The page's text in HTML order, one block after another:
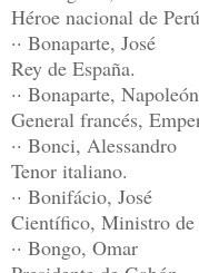
Héroe nacional de
·· Bonaparte, José
Rey de España.
·· Bonaparte, Napoleón
General francés,
·· Bonci, Alessandro
Tenor italiano.
·· Bonifácio, José
Científico, Ministro de
·· Bongo, Omar